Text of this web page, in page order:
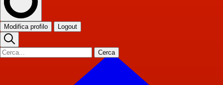
Modifica profilo Logout
Cerca